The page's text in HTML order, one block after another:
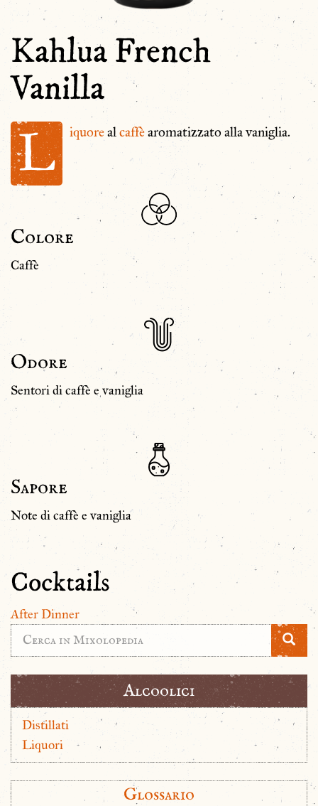
Kahlua French
Vanilla
L iquorealcaffèaromatizzato alla vaniglia.
Colore
Caffè
Odore
Sentori di caffè e vaniglia
Sapore
Note di caffè e vaniglia
Cocktails
After Dinner
Alcoolici
Distillati
Liquori
Glossario